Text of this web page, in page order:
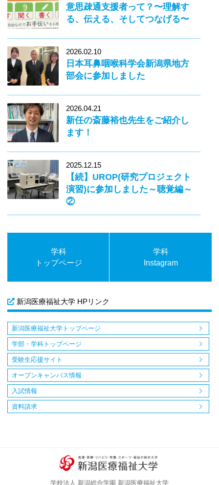
意思疎通支援者って？〜理解す
る、伝える、そしてつなげる〜
2026.02.10
日本耳鼻咽喉科学会新潟県地方
部会に参加しました
2026.04.21
新任の斎藤裕也先生をご紹介し
ます！
2025.12.15
【続】UROP(研究プロジェクト
演習)に参加しました～聴覚編～
②
学科
トップページ
学科
Instagram
新潟医療福祉大学 HPリンク
新潟医療福祉大学トップページ
学部・学科トップページ
受験生応援サイト
オープンキャンパス情報
入試情報
資料請求
学校法人 新潟総合学園 新潟医療福祉大学